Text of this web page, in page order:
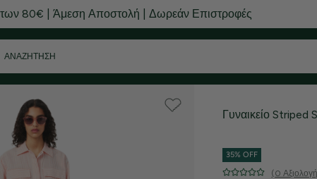
80€ | Άμεση Αποστολή | Δωρεάν Επιστροφές
Γυναικείο
35% OFF
(0